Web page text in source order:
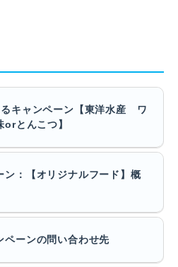
キャンペーン【東洋水産 ワ
とんこつ】
ン：【オリジナルフード】概
ペーンの問い合わせ先